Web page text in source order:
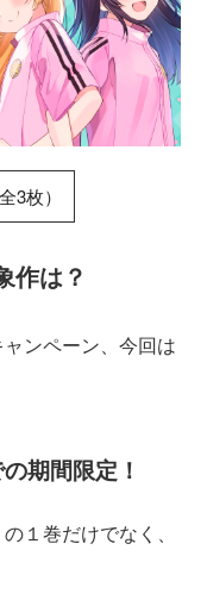
3枚）
作は？
ンペーン、今回は
期間限定！
１巻だけでなく、